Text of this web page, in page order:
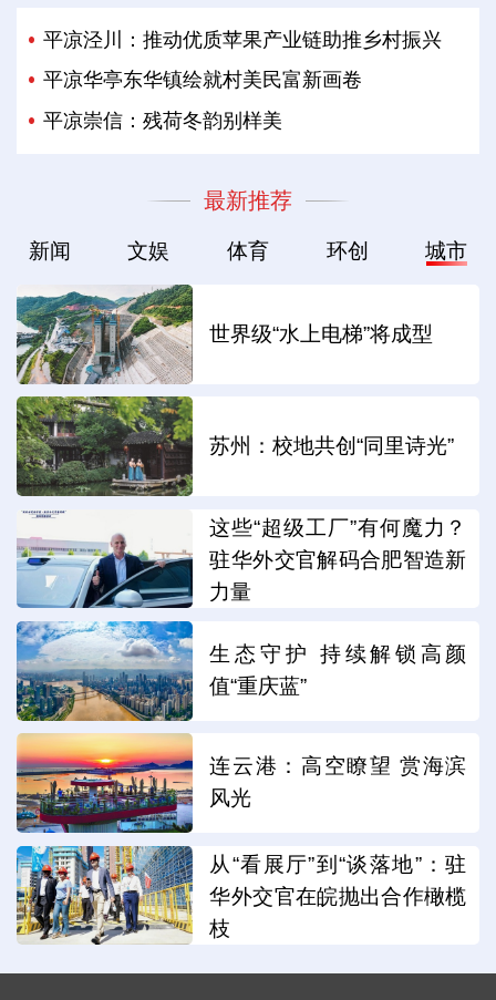
平凉泾川：推动优质苹果产业链助推乡村振兴
平凉华亭东华镇绘就村美民富新画卷
平凉崇信：残荷冬韵别样美
最新推荐
新闻 文娱 体育 环创 城市
世界级“水上电梯”将成型
苏州：校地共创“同里诗光”
这些“超级工厂”有何魔力？
驻华外交官解码合肥智造新
力量
生态守护 持续解锁高颜
值“重庆蓝”
连云港：高空瞭望 赏海滨
风光
从“看展厅”到“谈落地”：驻
华外交官在皖抛出合作橄榄
枝